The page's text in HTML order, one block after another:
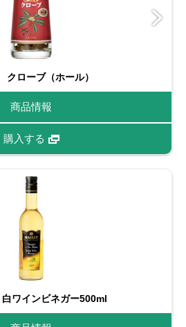
ローブ（ホール）
商品情報
購入する
ワインビネガー500ml